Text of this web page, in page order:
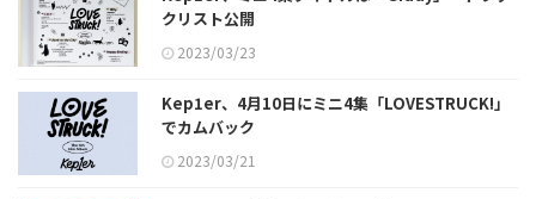
クリスト公開
2023/03/23
Kep1er、4月10日にミニ4集「LOVESTRUCK!」
でカムバック
2023/03/21